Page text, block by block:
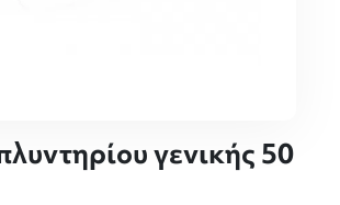
γενικής 50